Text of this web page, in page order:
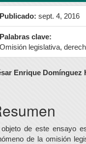
Publicado: sept. 4, 2016
Palabras clave:
Omisión legislativa,
Enrique Domínguez
de este ensayo
de la omisión